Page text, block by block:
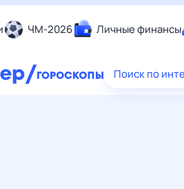
ЧМ-2026 Личные финансы
Поиск по